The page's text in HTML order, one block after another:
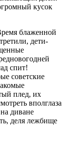
кусок
блаженной
дети-
спит!
советские
плед, их
вполглаза
диване
деля лежбище